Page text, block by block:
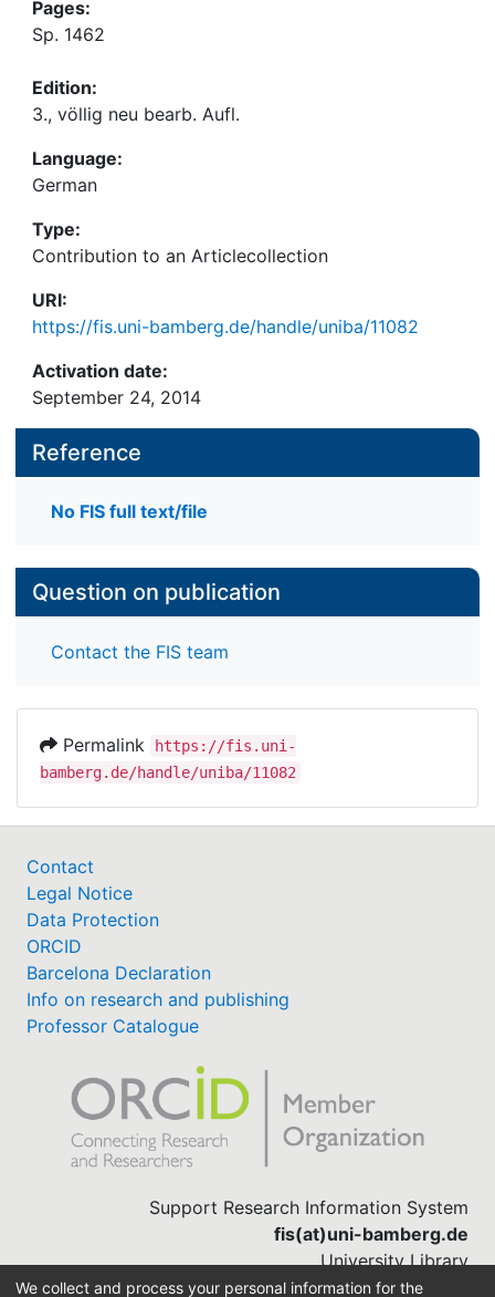
Pages:
Sp. 1462
Edition:
3., völlig neu bearb. Aufl.
Language:
German
Type:
Contribution to an Articlecollection
URI:
https://fis.uni-bamberg.de/handle/uniba/11082
Activation date:
September 24, 2014
Reference
No FIS full text/file
Question on publication
Contact the FIS team
Permalink
https://fis.uni-
bamberg.de/handle/uniba/11082
Contact
Legal Notice
Data Protection
ORCID
Barcelona Declaration
Info on research and publishing
Professor Catalogue
Support Research Information System
fis(at)uni-bamberg.de
University Library
(0951) 863-1568
We collect and process your personal information for the